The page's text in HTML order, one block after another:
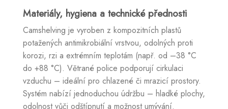
Materiály, hygiena a technické přednosti
Camshelving je vyroben z kompozitních plastů
potažených antimikrobiální vrstvou, odolných proti
korozi, rzi a extrémním teplotám (např. od –38 °C
do +88 °C). Větrané police podporují cirkulaci
vzduchu – ideální pro chlazené či mrazicí prostory.
Systém nabízí jednoduchou údržbu – hladké plochy,
odolnost vůči odštípnutí a možnost umývání.